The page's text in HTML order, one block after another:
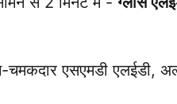
एसएमडी एलईडी,